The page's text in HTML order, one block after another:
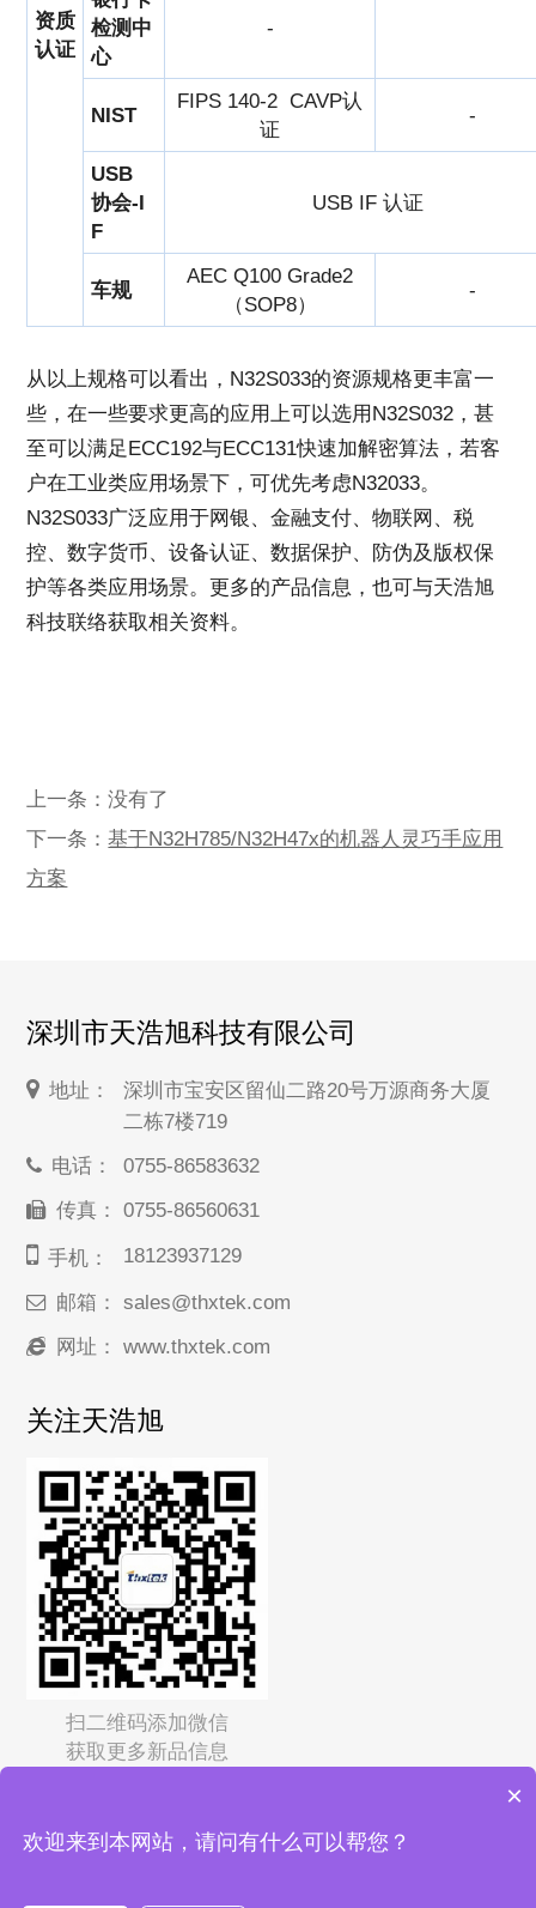
资质
认证
检测中
心
-
NIST
FIPS 140-2 CAVP认
证
-
USB
协会-I
F
USB IF 认证
车规
AEC Q100 Grade2
（SOP8）
-
从以上规格可以看出，N32S033的资源规格更丰富一
些，在一些要求更高的应用上可以选用N32S032，甚
至可以满足ECC192与ECC131快速加解密算法，若客
户在工业类应用场景下，可优先考虑N32033。
N32S033广泛应用于网银、金融支付、物联网、税
控、数字货币、设备认证、数据保护、防伪及版权保
护等各类应用场景。更多的产品信息，也可与天浩旭
科技联络获取相关资料。
上一条：没有了
下一条：基于N32H785/N32H47x的机器人灵巧手应用
方案
深圳市天浩旭科技有限公司
地址：
深圳市宝安区留仙二路20号万源商务大厦
二栋7楼719
电话： 0755-86583632
传真： 0755-86560631
手机： 18123937129
邮箱： sales@thxtek.com
网址： www.thxtek.com
关注天浩旭
扫二维码添加微信
获取更多新品信息
Copyright © 2026 深圳市天浩旭科技有限公司保留所有权
×
欢迎来到本网站，请问有什么可以帮您？